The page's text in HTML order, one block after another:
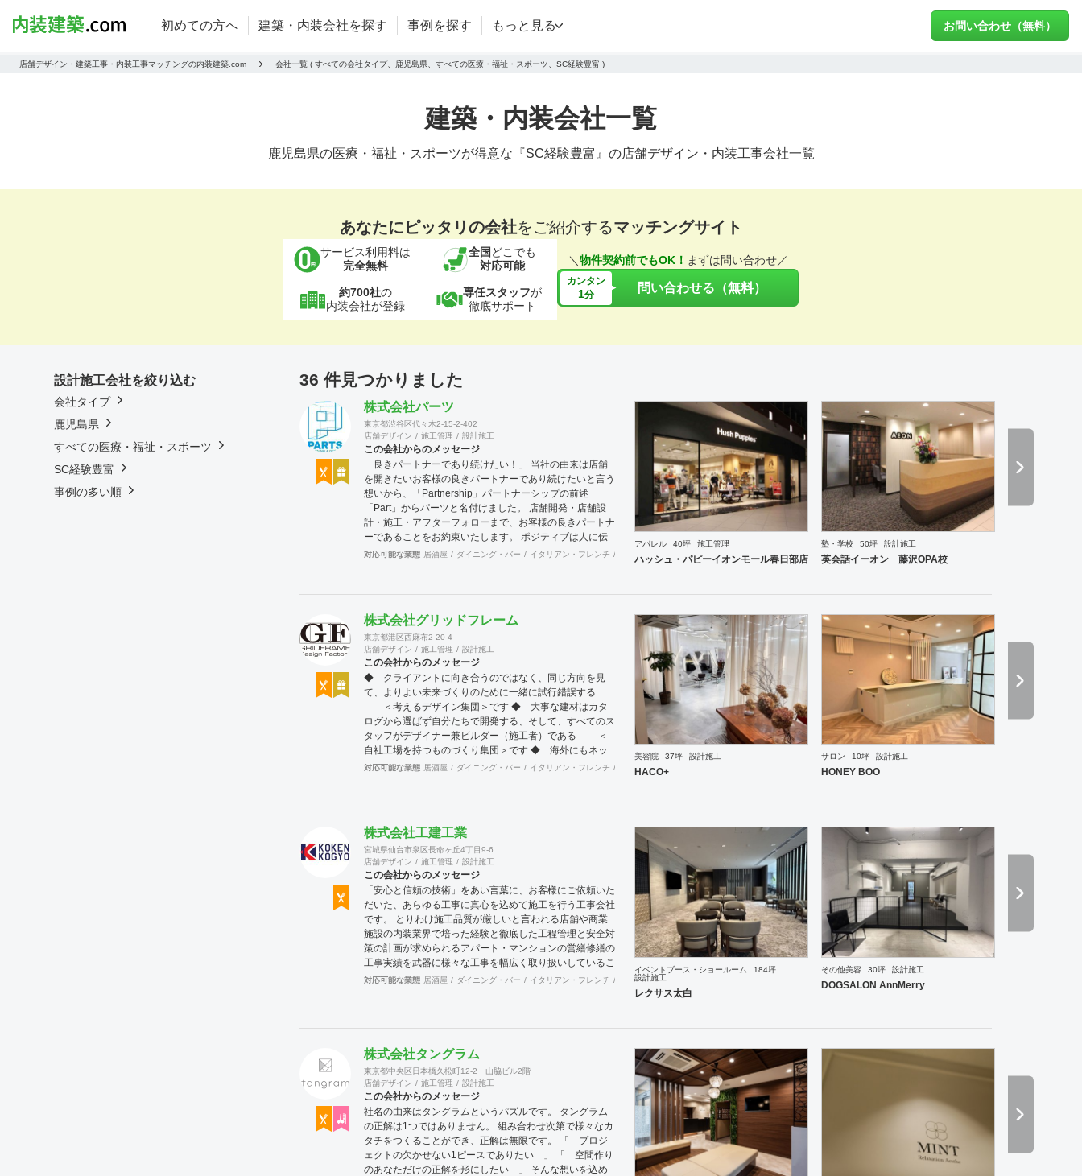
初めての方へ 建築・内装会社を探す 事例を探す もっと見る お問い合わせ（無料）
店舗デザイン・建築工事・内装工事マッチングの内装建築.com 会社一覧 ( すべての会社タイプ、鹿児島県、すべての医療・福祉・スポーツ、SC経験豊富 )
建築・内装会社一覧
鹿児島県の医療・福祉・スポーツが得意な『SC経験豊富』の店舗デザイン・内装工事会社一覧
あなたにピッタリの会社をご紹介するマッチングサイト
サービス利用料は
完全無料
全国 どこでも
対応可能
約700社の
内装会社が登録
専任スタッフが
徹底サポート
＼ 物件契約前でもOK！ まずは問い合わせ／
カンタン
1分 問い合わせる（無料）
36 件見つかりました
株式会社パーツ
東京都渋谷区代々木2-15-2-402
店舗デザイン
施工管理 設計施工
この会社からのメッセージ
「良きパートナーであり続けたい！」 当社の由来は店舗
を開きたいお客様の良きパートナーであり続けたいと言う
想いから、「Partnership」パートナーシップの前述
「Part」からパーツと名付けました。 店舗開発・店舗設
計・施工・アフターフォローまで、お客様の良きパートナ
ーであることをお約束いたします。 ポジティブは人に伝
わります。 伝わったポジティブが幸せを呼び込み、呼び
認下さい。 <a
対応可能な業態 居酒屋 ダイニング・バー イタリアン・フレンチ カフェ・パン・ケーキ ラーメン・そば・うどん 和食・寿司 焼肉・中華料理・韓国料理
アパレル 40坪 施工管理
ハッシュ・パピーイオンモール春日部店
塾・学校 50坪 設計施工
英会話イーオン 藤沢OPA校
株式会社グリッドフレーム
東京都港区西麻布2-20-4
店舗デザイン
施工管理 設計施工
この会社からのメッセージ
◆ クライアントに向き合うのではなく、同じ方向を見
て、よりよい未来づくりのために一緒に試行錯誤する
＜考えるデザイン集団＞です ◆ 大事な建材はカタ
ログから選ばず自分たちで開発する、そして、すべてのス
タッフがデザイナー兼ビルダー（施工者）である ＜
自社工場を持つものづくり集団＞です ◆ 海外にもネッ
トワークを持ち、英語や中国語に堪能なスタッフたちが、
案件、施工案件、造作物制作など、多様な請負形態が可能
が可能で、例えば通常デザイン性とは無縁な特定防火設備
（鉄扉）などにも高いデザイン性を施すことも可能です。
GRIDFRAME とりかえのきかない空間
https://gridframe.co.jp/ Synes(シネス) 霧のようなやわら
かな空間 http://synes.jp/ SOTOCHIKU 時間の蓄積を
取り込む空間 https://sotochiku.com/
対応可能な業態 居酒屋 ダイニング・バー イタリアン・フレンチ カフェ・パン・ケーキ 和食・寿司 焼肉・中華料理・韓国料理
美容院 37坪 設計施工
HACO+
サロン 10坪 設計施工
HONEY BOO
株式会社工建工業
宮城県仙台市泉区長命ヶ丘4丁目9-6
店舗デザイン
施工管理 設計施工
この会社からのメッセージ
「安心と信頼の技術」をあい言葉に、お客様にご依頼いた
だいた、あらゆる工事に真心を込めて施工を行う工事会社
です。 とりわけ施工品質が厳しいと言われる店舗や商業
施設の内装業界で培った経験と徹底した工程管理と安全対
策の計画が求められるアパート・マンションの営繕修繕の
工事実績を武器に様々な工事を幅広く取り扱いしているこ
とが当社の大きな特徴です。
対応可能な業態 居酒屋 ダイニング・バー イタリアン・フレンチ カフェ・パン・ケーキ 焼肉・中華料理・韓国料理
イベントブース・ショールーム
184坪
設計施工
レクサス太白
その他美容 30坪 設計施工
DOGSALON AnnMerry
株式会社タングラム
東京都中央区日本橋久松町12-2 山脇ビル2階
店舗デザイン
施工管理 設計施工
この会社からのメッセージ
社名の由来はタングラムというパズルです。 タングラム
の正解は1つではありません。 組み合わせ次第で様々なカ
タチをつくることができ、正解は無限です。 「 プロジ
ェクトの欠かせない1ピースでありたい 」 「 空間作り
のあなただけの正解を形にしたい 」 そんな想いを込め
設計施工会社を絞り込む
会社タイプ
鹿児島県
すべての医療・福祉・スポーツ
SC経験豊富
事例の多い順